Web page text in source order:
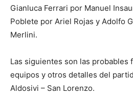
Gianluca Ferrari por Manuel
Poblete por Ariel Rojas y Adolfo
Merlini.
Las siguientes son las probables
equipos y otros detalles del
Aldosivi – San Lorenzo.